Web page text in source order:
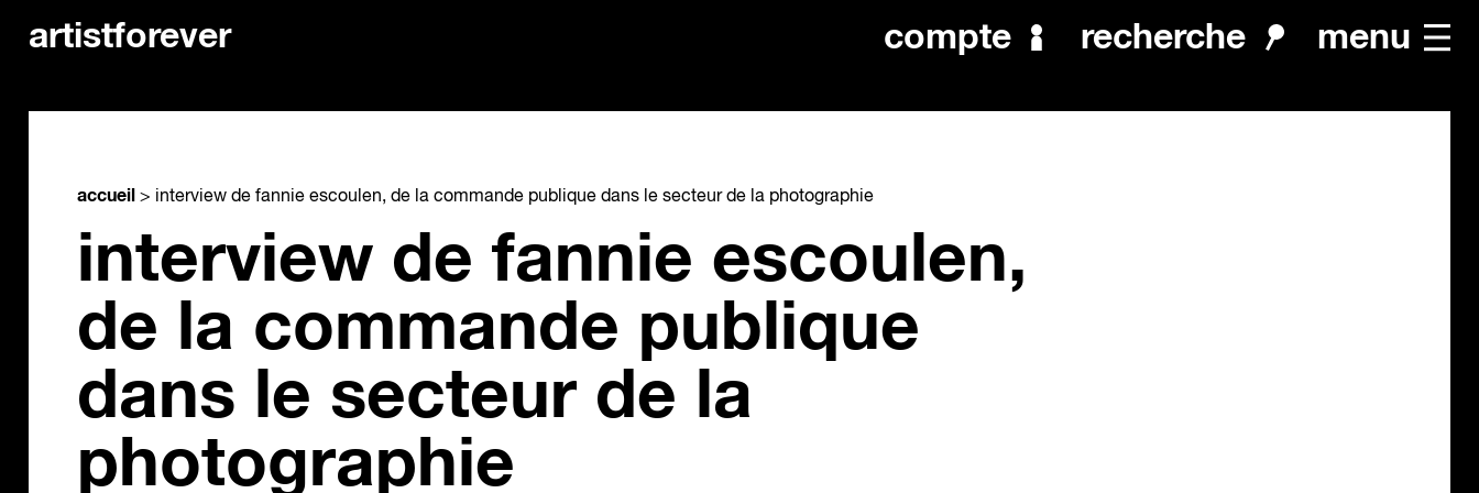
artistforever compte recherche menu
accueil > interview de fannie escoulen, de la commande publique dans le secteur de la photographie
interview de fannie escoulen,
de la commande publique
dans le secteur de la
photographie